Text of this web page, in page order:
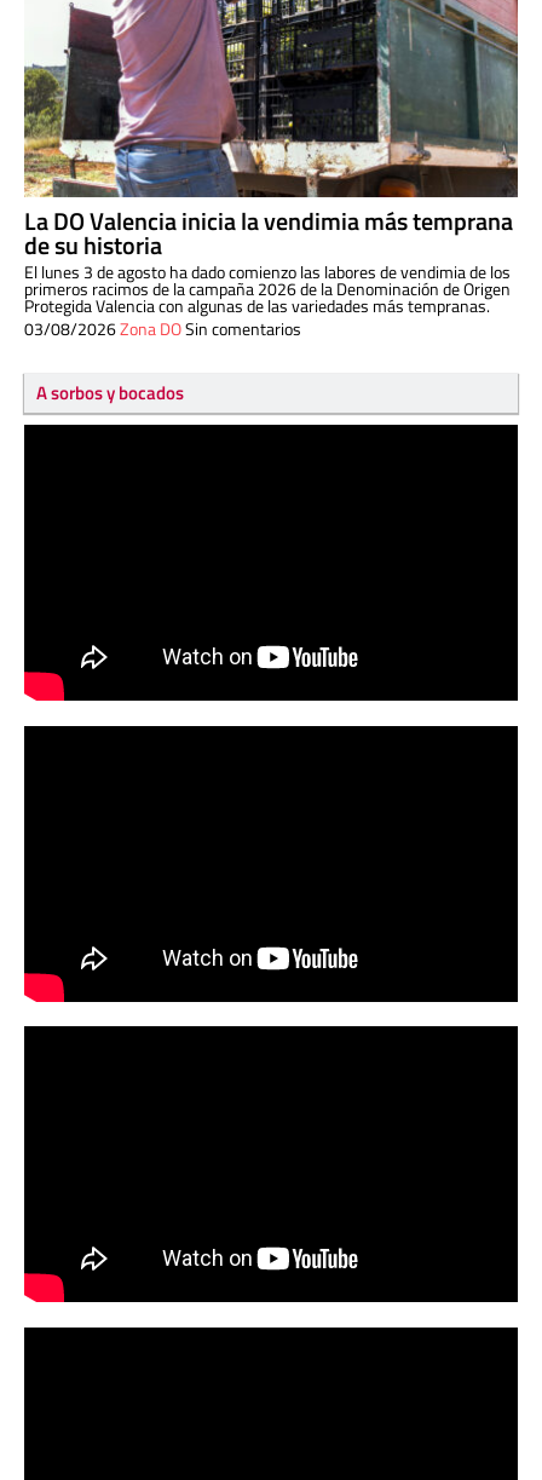
La DO Valencia inicia la vendimia más temprana
de su historia
El lunes 3 de agosto ha dado comienzo las labores de vendimia de los
primeros racimos de la campaña 2026 de la Denominación de Origen
Protegida Valencia con algunas de las variedades más tempranas.
03/08/2026Zona DOSin comentarios
A sorbos y bocados